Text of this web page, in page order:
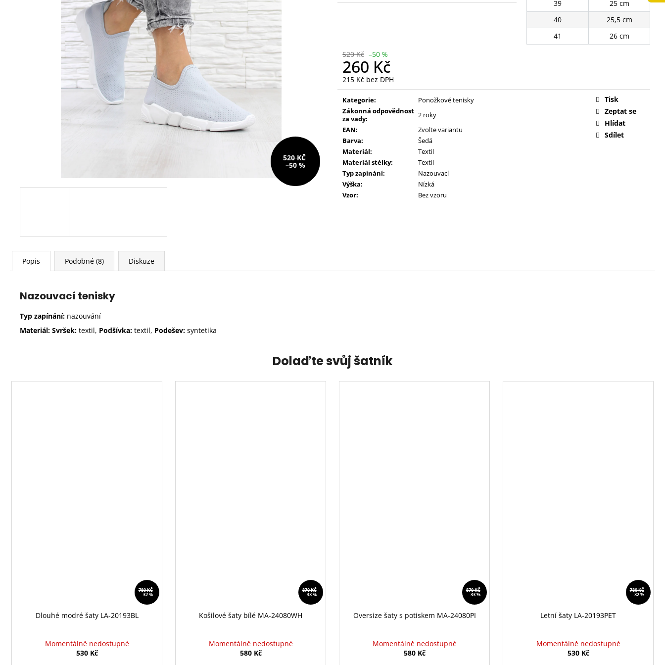
39
25 cm
40
25,5 cm
41
26 cm
520 Kč –50 %
260 Kč
215 Kč bez DPH
Měrná
cena:
Kategorie:
Ponožkové tenisky
Zákonná odpovědnost
za vady:
2 roky
EAN:
Zvolte variantu
Barva:
Šedá
Materiál:
Textil
Materiál stélky:
Textil
Typ zapínání:
Nazouvací
Výška:
Nízká
Vzor:
Bez vzoru
Tisk
Zeptat se
Hlídat
Sdílet
520 KČ
–50 %
Popis Podobné (8) Diskuze
Nazouvací tenisky
Typ zapínání: nazouvání
Materiál: Svršek: textil, Podšívka: textil, Podešev: syntetika
Dolaďte svůj šatník
780 KČ
–32 %
Dlouhé modré šaty LA-20193BL
Momentálně nedostupné
530 Kč
870 KČ
–33 %
Košilové šaty bílé MA-24080WH
Momentálně nedostupné
580 Kč
870 KČ
–33 %
Oversize šaty s potiskem MA-24080PI
Momentálně nedostupné
580 Kč
780 KČ
–32 %
Letní šaty LA-20193PET
Momentálně nedostupné
530 Kč
390 Kč
Původně: 490 Kč
228 Kč
Původně:610 Kč
390 Kč